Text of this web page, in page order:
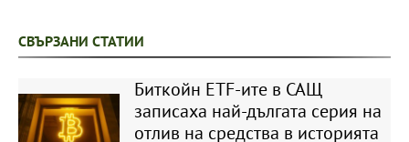
СВЪРЗАНИ СТАТИИ
Биткойн ETF-ите в САЩ
записаха най-дългата серия на
отлив на средства в историята